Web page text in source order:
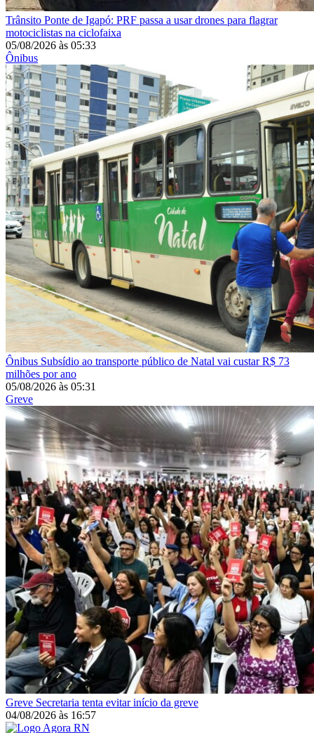
Trânsito Ponte de Igapó: PRF passa a usar drones para flagrar
motociclistas na ciclofaixa
05/08/2026 às 05:33
Ônibus
Ônibus Subsídio ao transporte público de Natal vai custar R$ 73
milhões por ano
05/08/2026 às 05:31
Greve
Greve Secretaria tenta evitar início da greve
04/08/2026 às 16:57